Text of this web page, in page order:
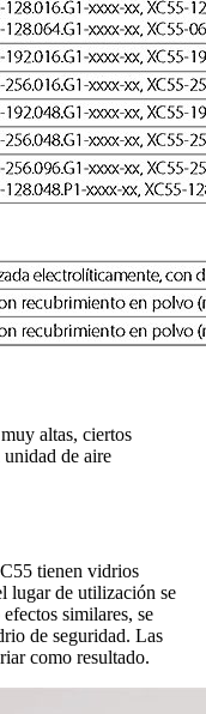
altas, ciertos
de aire
tienen vidrios
lugar de utilización se
similares, se
de seguridad. Las
como resultado.